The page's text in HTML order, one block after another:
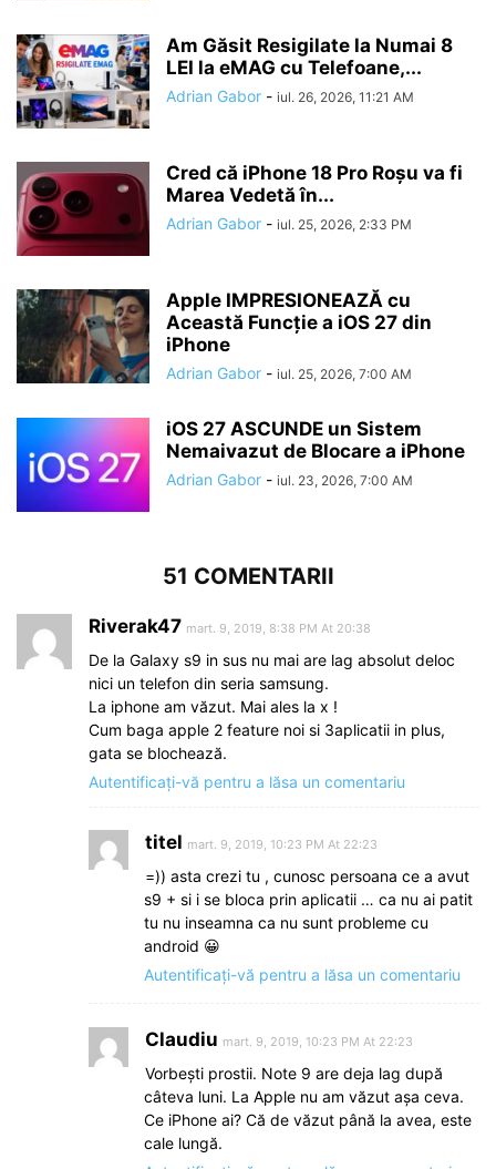
Am Găsit Resigilate la Numai 8
LEI la eMAG cu Telefoane,...
Adrian Gabor - iul. 26, 2026, 11:21 AM
Cred că iPhone 18 Pro Roșu va fi
Marea Vedetă în...
Adrian Gabor - iul. 25, 2026, 2:33 PM
Apple IMPRESIONEAZĂ cu
Această Funcție a iOS 27 din
iPhone
Adrian Gabor - iul. 25, 2026, 7:00 AM
iOS 27 ASCUNDE un Sistem
Nemaivazut de Blocare a iPhone
Adrian Gabor - iul. 23, 2026, 7:00 AM
51 COMENTARII
Riverak47 mart. 9, 2019, 8:38 PM At 20:38
De la Galaxy s9 in sus nu mai are lag absolut deloc
nici un telefon din seria samsung.
La iphone am văzut. Mai ales la x !
Cum baga apple 2 feature noi si 3aplicatii in plus,
gata se blochează.
Autentificați-vă pentru a lăsa un comentariu
titel mart. 9, 2019, 10:23 PM At 22:23
=)) asta crezi tu , cunosc persoana ce a avut
s9 + si i se bloca prin aplicatii … ca nu ai patit
tu nu inseamna ca nu sunt probleme cu
android 😀
Autentificați-vă pentru a lăsa un comentariu
Claudiu mart. 9, 2019, 10:23 PM At 22:23
Vorbeşti prostii. Note 9 are deja lag după
câteva luni. La Apple nu am văzut aşa ceva.
Ce iPhone ai? Că de văzut până la avea, este
cale lungă.